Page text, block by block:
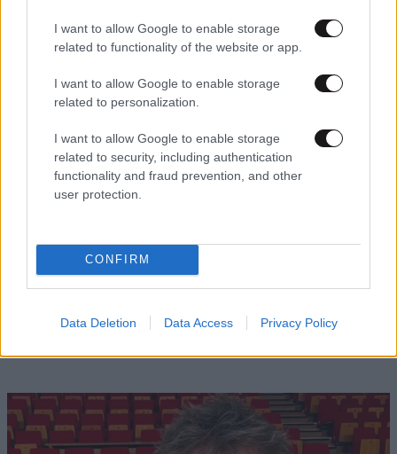
I want to allow Google to enable storage
related to functionality of the website or app.
I want to allow Google to enable storage
related to personalization.
I want to allow Google to enable storage
related to security, including authentication
functionality and fraud prevention, and other
user protection.
CONFIRM
Data Deletion Data Access Privacy Policy
Ελικόπτερο προσγειώθηκε στα διάσημα βράχια